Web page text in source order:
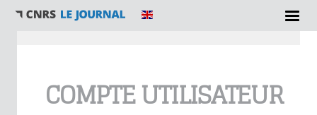
COMPTE UTILISATEUR